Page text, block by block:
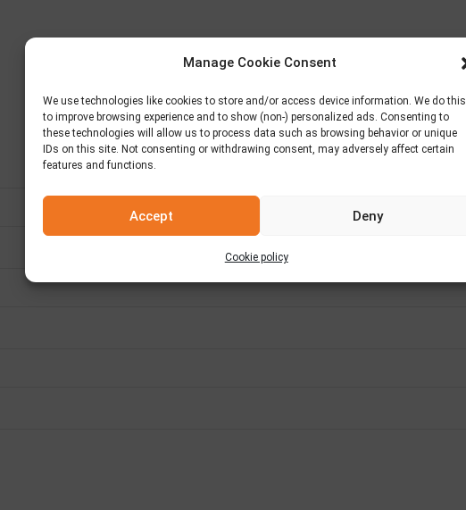
Manage Cookie Consent
We use technologies like cookies to store and/or access device information. We do this
to improve browsing experience and to show (non-) personalized ads. Consenting to
these technologies will allow us to process data such as browsing behavior or unique
IDs on this site. Not consenting or withdrawing consent, may adversely affect certain
features and functions.
Accept Deny
Cookie policy